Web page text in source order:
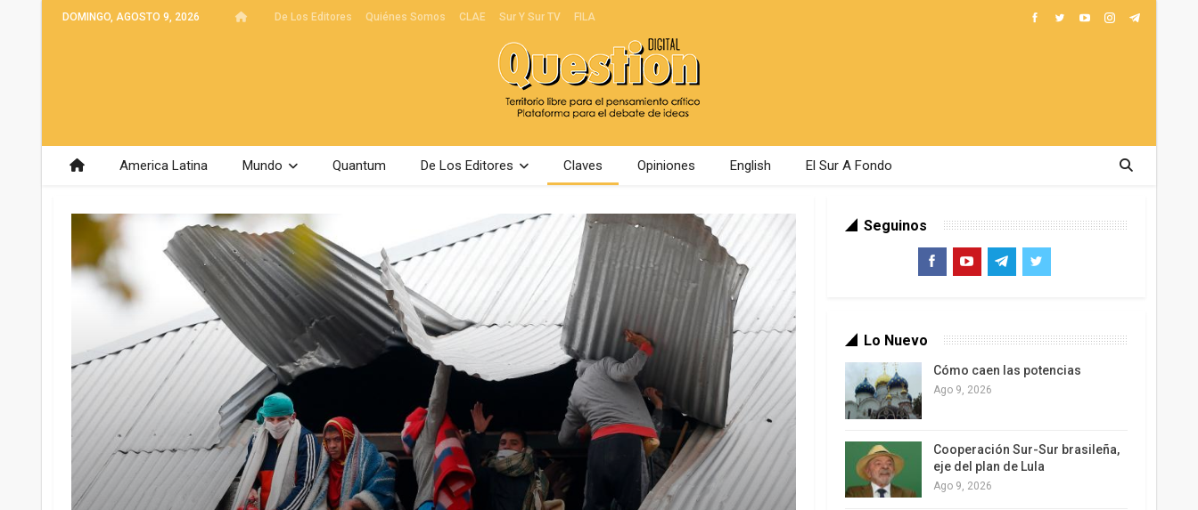
DOMINGO, AGOSTO 9, 2026 De Los Editores Quiénes Somos CLAE Sur Y Sur TV FILA
America Latina Mundo Quantum De Los Editores Claves Opiniones English El Sur A Fondo
Seguinos
Lo Nuevo
Cómo caen las potencias
Ago 9, 2026
Cooperación Sur-Sur brasileña,
eje del plan de Lula
Ago 9, 2026